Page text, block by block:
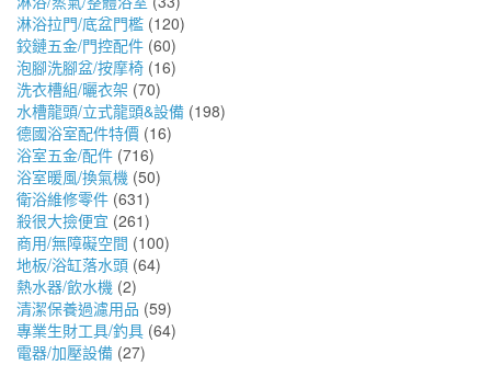
淋浴拉門/底盆門檻 (120)
鉸鏈五金/門控配件 (60)
泡腳洗腳盆/按摩椅 (16)
洗衣槽組/曬衣架 (70)
水槽龍頭/立式龍頭&設備 (198)
德國浴室配件特價 (16)
浴室五金/配件 (716)
浴室暖風/換氣機 (50)
衛浴維修零件 (631)
殺很大撿便宜 (261)
商用/無障礙空間 (100)
地板/浴缸落水頭 (64)
熱水器/飲水機 (2)
清潔保養過濾用品 (59)
專業生財工具/釣具 (64)
電器/加壓設備 (27)